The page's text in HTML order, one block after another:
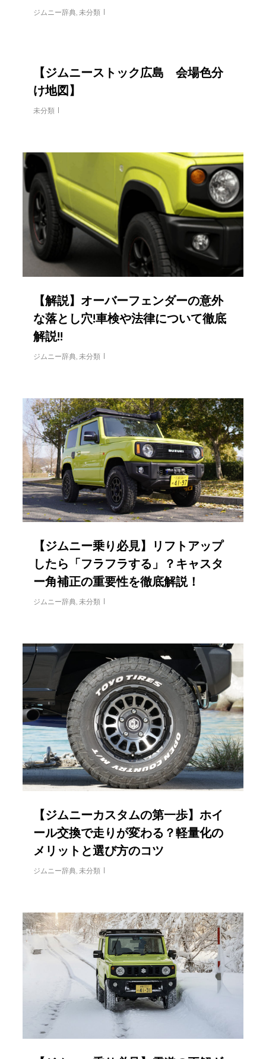
ジムニー辞典 ,未分類
【ジムニーストック広島 会場色分
け地図】
未分類
【解説】オーバーフェンダーの意外
な落とし穴!車検や法律について徹底
解説!!
ジムニー辞典 ,未分類
【ジムニー乗り必見】リフトアップ
したら「フラフラする」？キャスタ
ー角補正の重要性を徹底解説！
ジムニー辞典,未分類
【ジムニーカスタムの第一歩】ホイ
ール交換で走りが変わる？軽量化の
メリットと選び方のコツ
ジムニー辞典,未分類